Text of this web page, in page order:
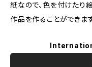
紙なので、色を付けたり
作品を作ることができます